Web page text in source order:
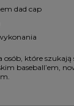
dad cap
osób, które
baseball’em,